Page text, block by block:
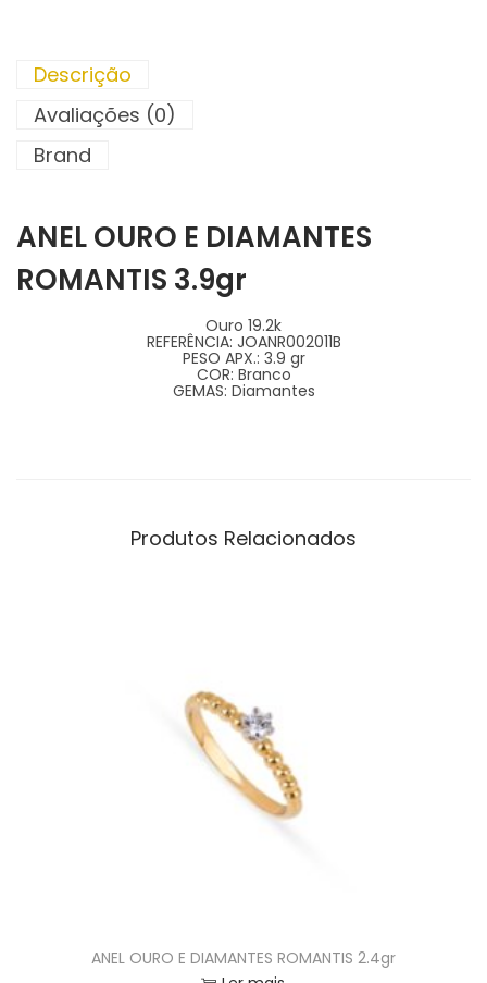
Descrição
Avaliações (0)
Brand
ANEL OURO E DIAMANTES
ROMANTIS 3.9gr
Ouro 19.2k
REFERÊNCIA: JOANR002011B
PESO APX.: 3.9 gr
COR: Branco
GEMAS: Diamantes
Produtos Relacionados
ANEL OURO E DIAMANTES ROMANTIS 2.4gr